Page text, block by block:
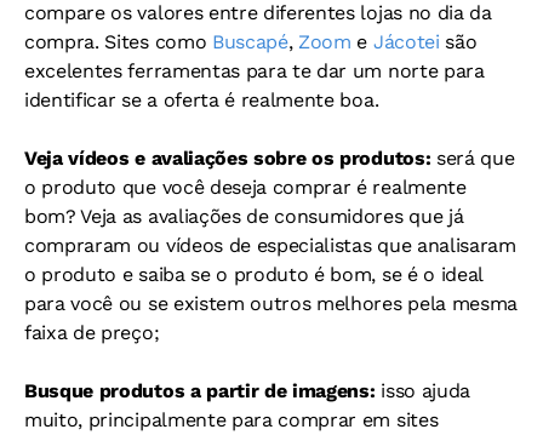
compare os valores entre diferentes lojas no dia da
compra. Sites como Buscapé, Zoom e Jácotei são
excelentes ferramentas para te dar um norte para
identificar se a oferta é realmente boa.
Veja vídeos e avaliações sobre os produtos: será que
o produto que você deseja comprar é realmente
bom? Veja as avaliações de consumidores que já
compraram ou vídeos de especialistas que analisaram
o produto e saiba se o produto é bom, se é o ideal
para você ou se existem outros melhores pela mesma
faixa de preço;
Busque produtos a partir de imagens: isso ajuda
muito, principalmente para comprar em sites